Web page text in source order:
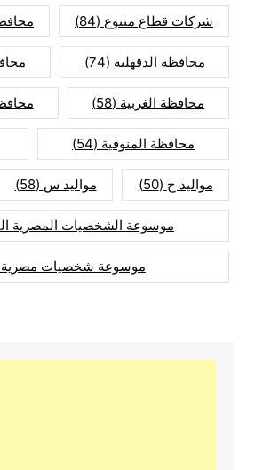
شركات قطاع متنوع (84)
محافظة الدقهلية (74)
محافظة الغربية (58)
محافظة المنوفية (54)
مواليد ح (50) مواليد س (58)
موسوعة الشخصيات المصرية
موسوعة شخصيات مصرية